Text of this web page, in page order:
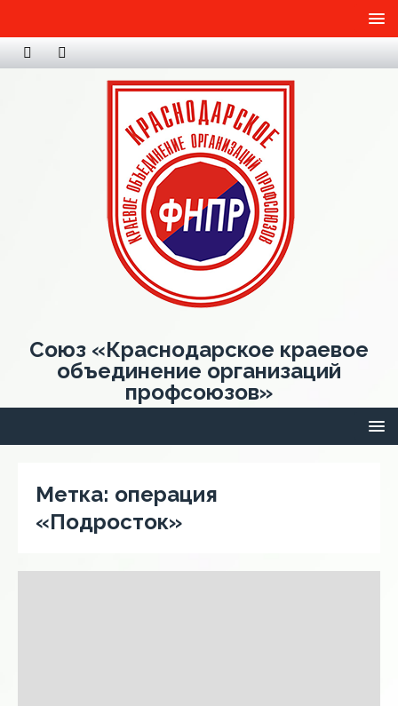
Союз «Краснодарское краевое
объединение организаций
профсоюзов»
Метка: операция
«Подросток»